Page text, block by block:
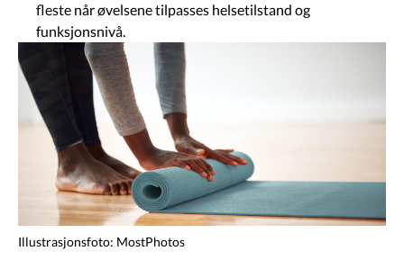
fleste når øvelsene tilpasses helsetilstand og
funksjonsnivå.
Image
Illustrasjonsfoto: MostPhotos